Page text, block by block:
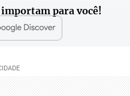
para você!